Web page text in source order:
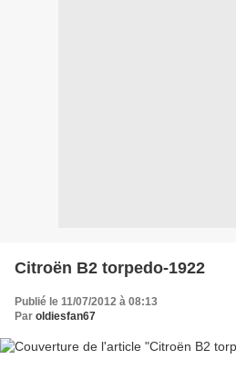
Citroën B2 torpedo-1922
Publié le 11/07/2012 à 08:13
Par oldiesfan67